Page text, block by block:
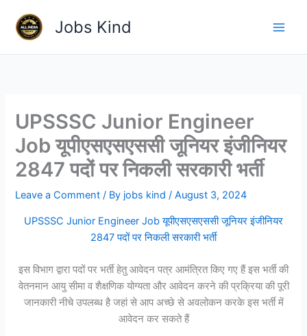
content
Jobs Kind
UPSSSC Junior Engineer
Job यूपीएसएसएससी जूनियर इंजीनियर
2847 पदों पर निकली सरकारी भर्ती
Leave a Comment / By jobs kind/August 3, 2024
UPSSSC Junior Engineer Job यूपीएसएसएससी जूनियर इंजीनियर
2847 पदों पर निकली सरकारी भर्ती
इस विभाग द्वारा पदों पर भर्ती हेतु आवेदन पत्र आमंत्रित किए गए हैं इस भर्ती की
वेतनमान आयु सीमा व शैक्षणिक योग्यता और आवेदन करने की प्रक्रिया की पूरी
जानकारी नीचे उपलब्ध है जहां से आप अच्छे से अवलोकन करके इस भर्ती में
आवेदन कर सकते हैं